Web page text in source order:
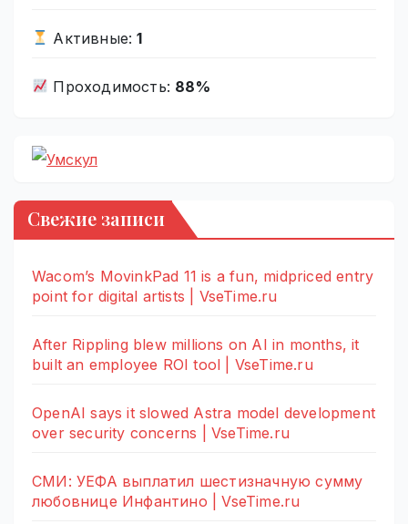
Активные:1
Проходимость: 88%
Свежие записи
Wacom’s MovinkPad 11 is a fun, midpriced entry
point for digital artists | VseTime.ru
After Rippling blew millions on AI in months, it
built an employee ROI tool | VseTime.ru
OpenAI says it slowed Astra model development
over security concerns | VseTime.ru
СМИ: УЕФА выплатил шестизначную сумму
любовнице Инфантино | VseTime.ru